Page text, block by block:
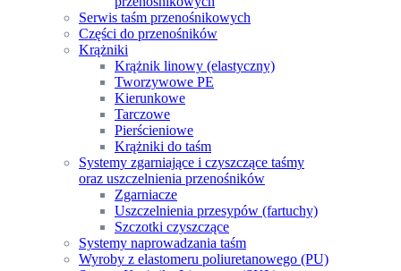
Serwis taśm przenośnikowych
Części do przenośników
Krążniki
Krążnik linowy (elastyczny)
Tworzywowe PE
Kierunkowe
Tarczowe
Pierścieniowe
Krążniki do taśm
Systemy zgarniające i czyszczące taśmy
oraz uszczelnienia przenośników
Zgarniacze
Uszczelnienia przesypów (fartuchy)
Szczotki czyszczące
Systemy naprowadzania taśm
Wyroby z elastomeru poliuretanowego (PU)